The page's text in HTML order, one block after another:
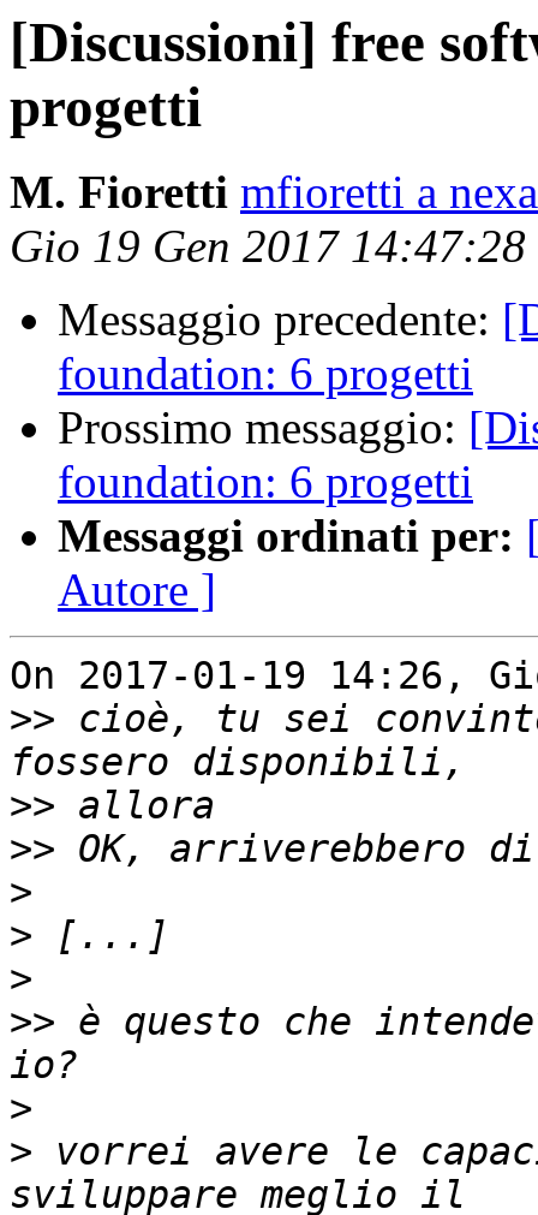
[Discussioni] free
progetti
M. Fioretti mfioretti a
Gio 19 Gen 2017 14:47:28
Messaggio precedente:
foundation: 6 progetti
Prossimo messaggio:
foundation: 6 progetti
Messaggi ordinati per:
Autore ]
On 2017-01-19 14:26,
>> cioè, tu sei
>>
>>
>
>
>
>> è questo che
>
> vorrei avere le